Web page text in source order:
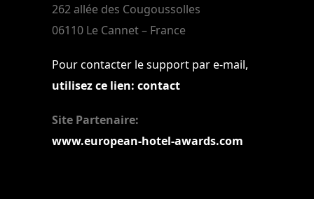
262 allée des Cougoussolles
06110 Le Cannet – France
Pour contacter le support par e-mail,
utilisez ce lien: contact
Site Partenaire:
www.european-hotel-awards.com